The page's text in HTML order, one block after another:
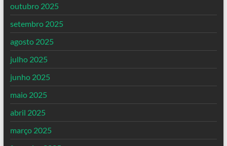
outubro 2025
setembro 2025
agosto 2025
julho 2025
junho 2025
maio 2025
abril 2025
março 2025